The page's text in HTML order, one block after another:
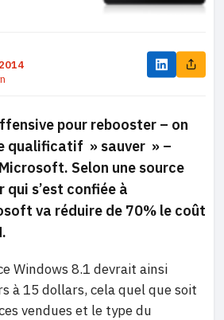
pour rebooster – on
qualificatif » sauver » –
Selon une source
qui s’est confiée à
va réduire de 70% le coût
Windows 8.1 devrait ainsi
à 15 dollars, cela quel que soit
vendues et le type du